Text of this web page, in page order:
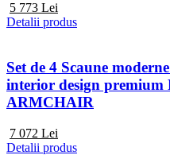
5 773 Lei
Detalii produs
Set de 4 Scaune
interior design
ARMCHAIR
7 072 Lei
Detalii produs